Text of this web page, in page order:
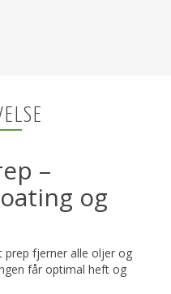
–
og
prep fjerner alle oljer og
får optimal heft og